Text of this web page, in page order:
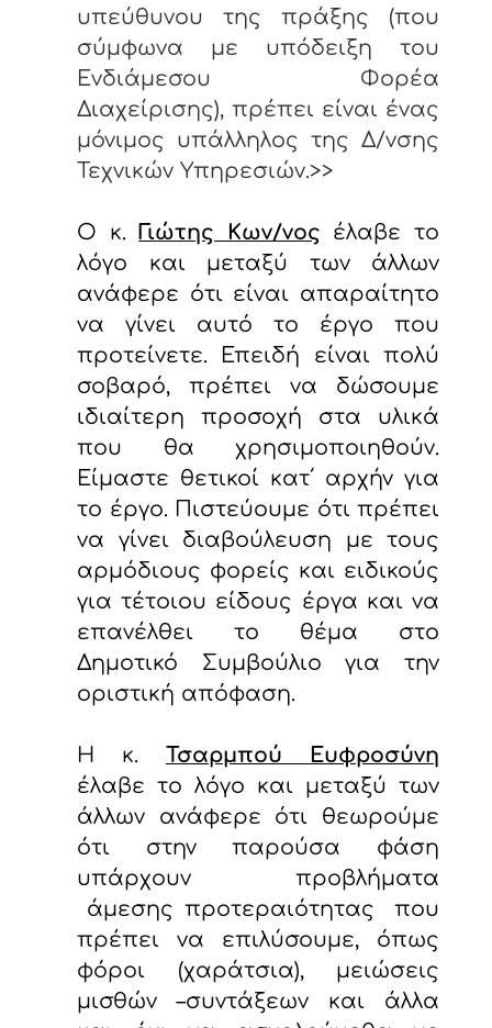
υπεύθυνου της πράξης (που
σύμφωνα με υπόδειξη του
Ενδιάμεσου Φορέα
Διαχείρισης), πρέπει είναι ένας
μόνιμος υπάλληλος της Δ/νσης
Τεχνικών Υπηρεσιών.>>
Ο κ. Γιώτης Κων/νος έλαβε το
λόγο και μεταξύ των άλλων
ανάφερε ότι είναι απαραίτητο
να γίνει αυτό το έργο που
προτείνετε. Επειδή είναι πολύ
σοβαρό, πρέπει να δώσουμε
ιδιαίτερη προσοχή στα υλικά
που θα χρησιμοποιηθούν.
Είμαστε θετικοί κατ΄ αρχήν για
το έργο. Πιστεύουμε ότι πρέπει
να γίνει διαβούλευση με τους
αρμόδιους φορείς και ειδικούς
για τέτοιου είδους έργα και να
επανέλθει το θέμα στο
Δημοτικό Συμβούλιο για την
οριστική απόφαση.
Η κ. Τσαρμπού Ευφροσύνη
έλαβε το λόγο και μεταξύ των
άλλων ανάφερε ότι θεωρούμε
ότι στην παρούσα φάση
υπάρχουν προβλήματα
άμεσης προτεραιότητας που
πρέπει να επιλύσουμε, όπως
φόροι (χαράτσια), μειώσεις
μισθών –συντάξεων και άλλα